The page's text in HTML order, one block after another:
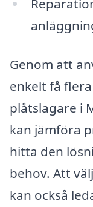
Genom att
enkelt få
plåtslagare i
kan jämföra
hitta den
behov. Att
kan också